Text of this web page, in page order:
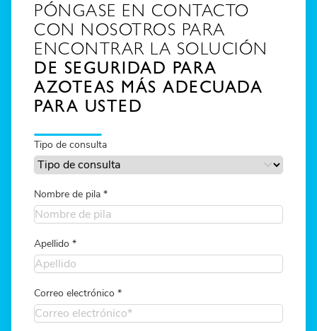
PÓNGASE EN CONTACTO
CON NOSOTROS PARA
ENCONTRAR LA SOLUCIÓN
DE SEGURIDAD PARA
AZOTEAS MÁS ADECUADA
PARA USTED
Tipo de consulta
Nombre de pila *
Apellido *
Correo electrónico *